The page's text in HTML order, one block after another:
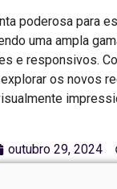
poderosa para
uma ampla
e responsivos.
os novos
outubro 29, 2024